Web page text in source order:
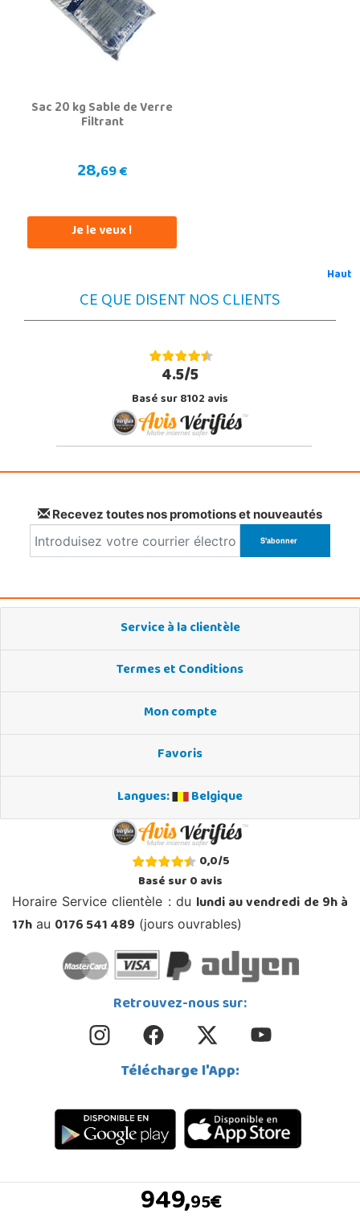
949,95€
Sac 20 kg Sable de Verre
Filtrant
28,69 €
Je le veux !
Haut
CE QUE DISENT NOS CLIENTS
4.5/5
Basé sur 8102 avis
Recevez toutes nos promotions et nouveautés
Service à la clientèle
Termes et Conditions
Mon compte
Favoris
Langues:
Belgique
0,0/5
Basé sur0avis
Horaire Service clientèle : du lundi au vendredi de 9h à
17h au 0176 541 489 (jours ouvrables)
Retrouvez-nous sur:
Télécharge l'App:
© Copyright 2026 Juguetilandia